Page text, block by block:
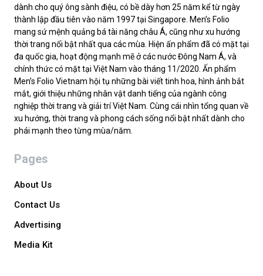
dành cho quý ông sành điệu, có bề dày hơn 25 năm kể từ ngày
thành lập đầu tiên vào năm 1997 tại Singapore. Men’s Folio
mang sứ mệnh quảng bá tài năng châu Á, cũng như xu hướng
thời trang nổi bật nhất qua các mùa. Hiện ấn phẩm đã có mặt tại
đa quốc gia, hoạt động mạnh mẽ ở các nước Đông Nam Á, và
chính thức có mặt tại Việt Nam vào tháng 11/2020. Ấn phẩm
Men’s Folio Vietnam hội tụ những bài viết tinh hoa, hình ảnh bắt
mắt, giới thiệu những nhân vật danh tiếng của ngành công
nghiệp thời trang và giải trí Việt Nam. Cùng cái nhìn tổng quan về
xu hướng, thời trang và phong cách sống nổi bật nhất dành cho
phái mạnh theo từng mùa/năm.
Pages
About Us
Contact Us
Advertising
Media Kit